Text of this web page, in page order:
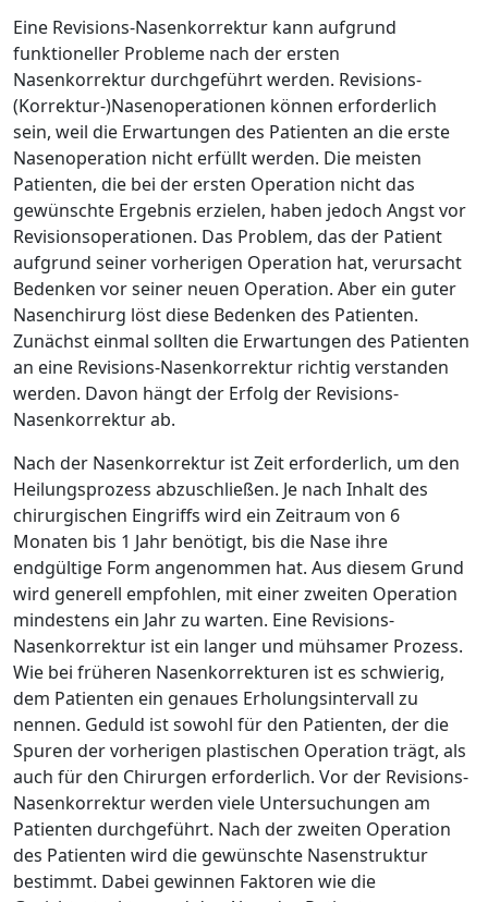
Eine Revisions-Nasenkorrektur kann aufgrund
funktioneller Probleme nach der ersten
Nasenkorrektur durchgeführt werden. Revisions-
(Korrektur-)Nasenoperationen können erforderlich
sein, weil die Erwartungen des Patienten an die erste
Nasenoperation nicht erfüllt werden. Die meisten
Patienten, die bei der ersten Operation nicht das
gewünschte Ergebnis erzielen, haben jedoch Angst vor
Revisionsoperationen. Das Problem, das der Patient
aufgrund seiner vorherigen Operation hat, verursacht
Bedenken vor seiner neuen Operation. Aber ein guter
Nasenchirurg löst diese Bedenken des Patienten.
Zunächst einmal sollten die Erwartungen des Patienten
an eine Revisions-Nasenkorrektur richtig verstanden
werden. Davon hängt der Erfolg der Revisions-
Nasenkorrektur ab.
Nach der Nasenkorrektur ist Zeit erforderlich, um den
Heilungsprozess abzuschließen. Je nach Inhalt des
chirurgischen Eingriffs wird ein Zeitraum von 6
Monaten bis 1 Jahr benötigt, bis die Nase ihre
endgültige Form angenommen hat. Aus diesem Grund
wird generell empfohlen, mit einer zweiten Operation
mindestens ein Jahr zu warten. Eine Revisions-
Nasenkorrektur ist ein langer und mühsamer Prozess.
Wie bei früheren Nasenkorrekturen ist es schwierig,
dem Patienten ein genaues Erholungsintervall zu
nennen. Geduld ist sowohl für den Patienten, der die
Spuren der vorherigen plastischen Operation trägt, als
auch für den Chirurgen erforderlich. Vor der Revisions-
Nasenkorrektur werden viele Untersuchungen am
Patienten durchgeführt. Nach der zweiten Operation
des Patienten wird die gewünschte Nasenstruktur
bestimmt. Dabei gewinnen Faktoren wie die